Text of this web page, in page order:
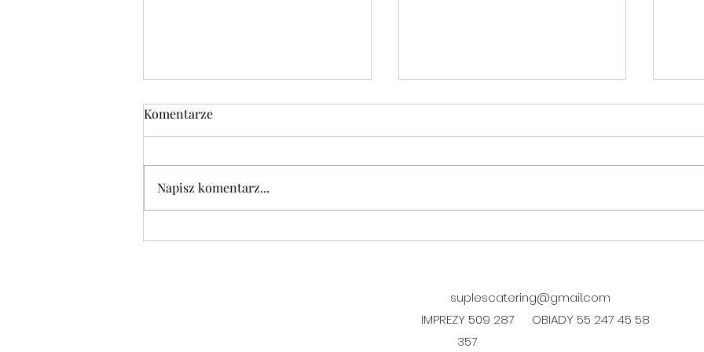
POLECAMY w czwartek
Komentarze
Napisz komentarz...
suplescatering@gmail.com
IMPREZY 509 287
357
OBIADY 55 247 45 58